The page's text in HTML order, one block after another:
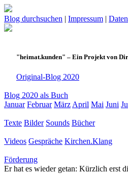
Blog durchsuchen | Impressum |
"heimat.kunden" – Ein Projekt von
Original-Blog 2020
Blog 2020 als Buch
Januar Februar März April Mai Juni
Texte Bilder Sounds Bücher
Videos Gespräche Kirchen.Klang
Förderung
Er hat es wieder getan: Kürzlich erst